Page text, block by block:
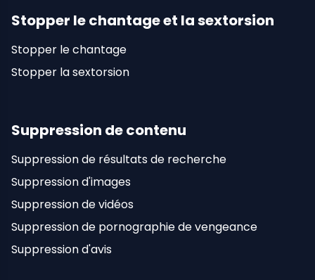
Stopper le chantage et la sextorsion
Stopper le chantage
Stopper la sextorsion
Suppression de contenu
Suppression de résultats de recherche
Suppression d'images
Suppression de vidéos
Suppression de pornographie de vengeance
Suppression d'avis